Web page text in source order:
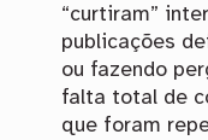
“curtiram”
publicações
ou fazendo
falta total de
que foram